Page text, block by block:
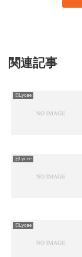
関連記事
旧Lycee
旧Lycee
旧Lycee